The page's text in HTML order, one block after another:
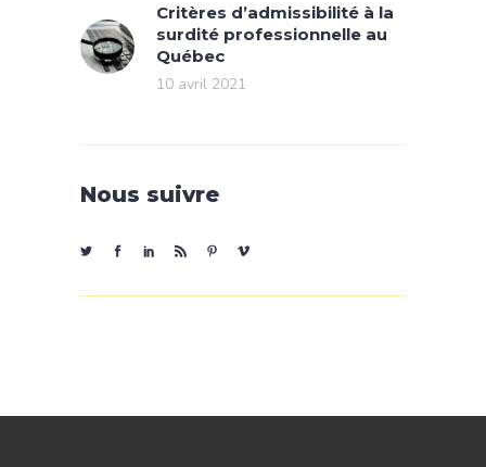
Critères d’admissibilité à la
surdité professionnelle au
Québec
10 avril 2021
Nous suivre